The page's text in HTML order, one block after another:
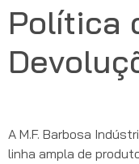
Política
A M.F. Barbosa
linha ampla de